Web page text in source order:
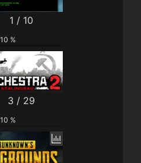
1 / 10
10 %
3 / 29
10 %